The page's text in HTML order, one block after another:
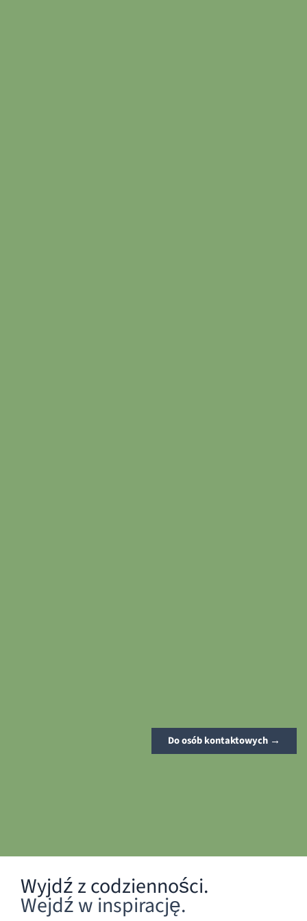
Do osób kontaktowych →
Wyjdź z codzienności.
Wejdź w inspirację.